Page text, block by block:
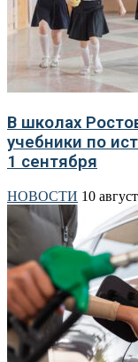
В школах
учебники по
1 сентября
НОВОСТИ 10